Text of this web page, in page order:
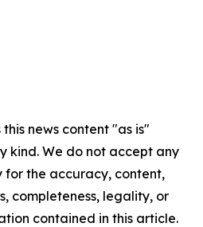
news content "as is"
kind. We do not accept any
for the accuracy, content,
completeness, legality, or
contained in this article.